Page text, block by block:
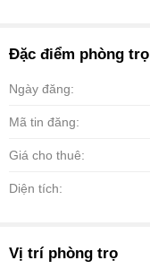
Đặc điểm phòng trọ
Ngày đăng:
Mã tin đăng:
Giá cho thuê:
Diện tích:
Vị trí phòng trọ